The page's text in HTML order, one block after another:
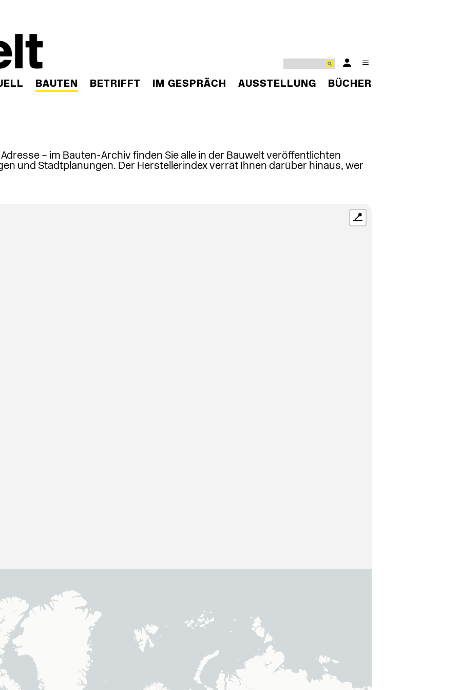
BAUTEN BETRIFFT IM GESPRÄCH AUSSTELLUNG BÜCHER
– im Bauten-Archiv finden Sie alle in der Bauwelt veröffentlichten
und Stadtplanungen. Der Herstellerindex verrät Ihnen darüber hinaus, wer
📍